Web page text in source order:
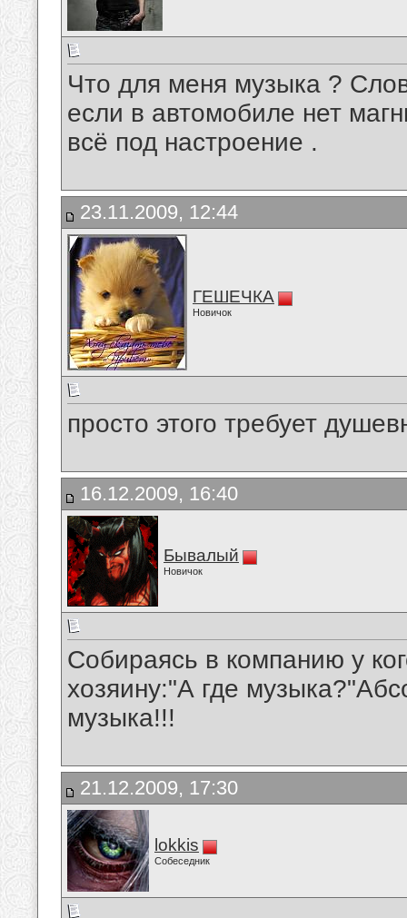
Что для меня музыка ?
если в автомобиле нет
всё под настроение .
23.11.2009, 12:44
ГЕШЕЧКА
Новичок
просто этого требует
16.12.2009, 16:40
Бывалый
Новичок
Собираясь в компанию у
хозяину:"А где
музыка!!!
21.12.2009, 17:30
lokkis
Собеседник